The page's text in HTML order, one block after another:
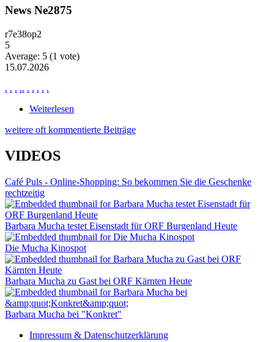
News Ne2875
r7e38op2
5
Average: 5 (1 vote)
15.07.2026
. . . .. . . . . .
Weiterlesen
weitere oft kommentierte Beiträge
VIDEOS
Café Puls - Online-Shopping: So bekommen Sie die Geschenke
rechtzeitig
Barbara Mucha testet Eisenstadt für ORF Burgenland Heute
Die Mucha Kinospot
Barbara Mucha zu Gast bei ORF Kärnten Heute
Barbara Mucha bei "Konkret"
Impressum & Datenschutzerklärung